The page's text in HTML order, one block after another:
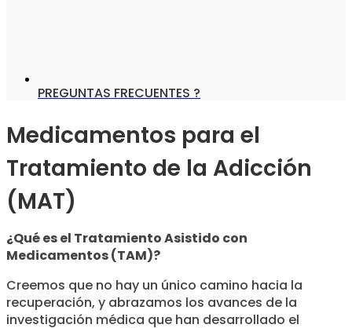
PREGUNTAS FRECUENTES ?
Medicamentos para el
Tratamiento de la Adicción
(MAT)
¿Qué es el Tratamiento Asistido con
Medicamentos (TAM)?
Creemos que no hay un único camino hacia la
recuperación, y abrazamos los avances de la
investigación médica que han desarrollado el